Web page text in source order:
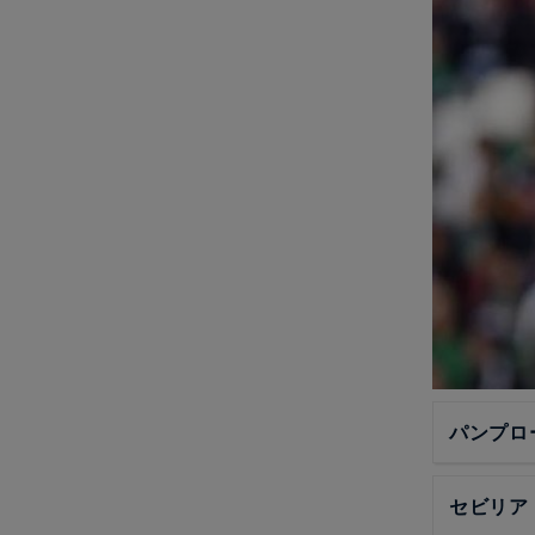
パンプロ
セビリア